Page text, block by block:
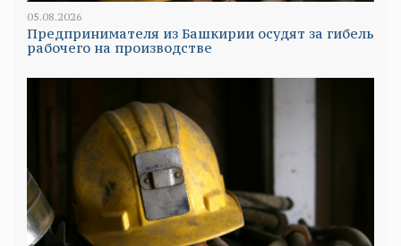
05.08.2026
Предпринимателя из Башкирии осудят за гибель
рабочего на производстве